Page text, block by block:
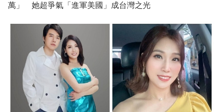
萬」 她超爭氣「進軍美國」成台灣之光